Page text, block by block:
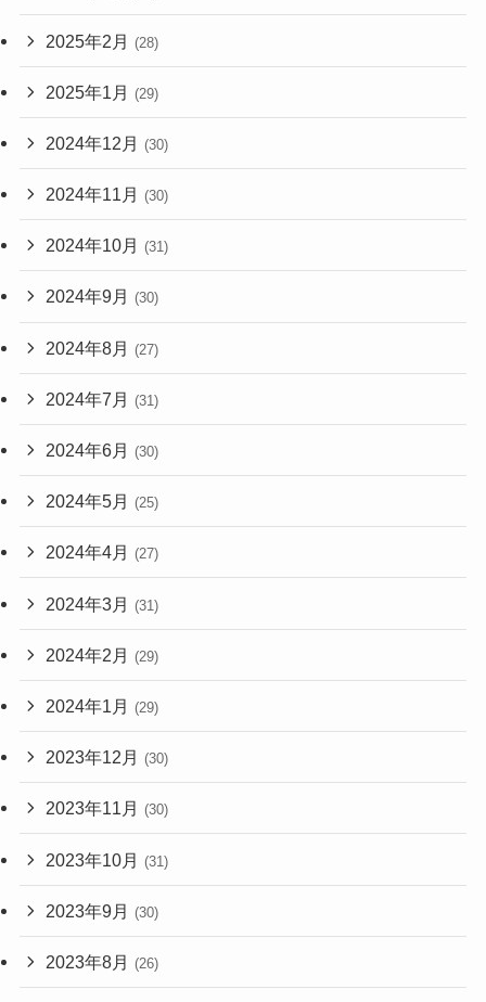
2025年2月 (28)
2025年1月 (29)
2024年12月 (30)
2024年11月 (30)
2024年10月 (31)
2024年9月 (30)
2024年8月 (27)
2024年7月 (31)
2024年6月 (30)
2024年5月 (25)
2024年4月 (27)
2024年3月 (31)
2024年2月 (29)
2024年1月 (29)
2023年12月 (30)
2023年11月 (30)
2023年10月 (31)
2023年9月 (30)
2023年8月 (26)